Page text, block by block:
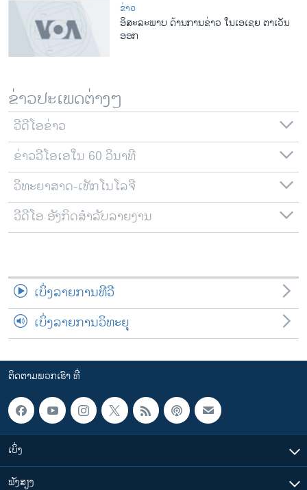
ລາຍງານ
ຕິດຕາມພວກເຮົາ ທີ່
ພາສາຕ່າງໆ
ຂ່າວ
ອິສະລະພາບ ດ້ານການຂ່າວ ໃນເອເຊຍ ຕາເວັນ
ອອກ
ຂ່າວປະເພດຕ່າງໆ
ວີດີໂອຂ່າວ
ຂ່າວວີໂອເອໃນ 60 ວິນາທີ
ວິທະຍາສາດ-ເທັກໂນໂລຈີ
ວີດີໂອ ອັງກິດສຳລັບລາຍງານ
ເບິ່ງລາຍການທີວີ
ເບິ່ງລາຍການວິທະຍຸ
ຕິດຕາມພວກເຮົາ ທີ່
ເບິ່ງ
ຟັງສຽງ